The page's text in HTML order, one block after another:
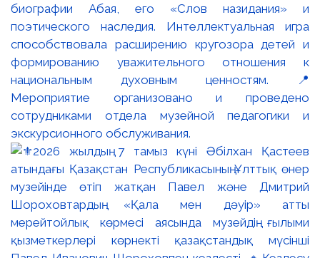
биографии Абая, его «Слов назидания» и
поэтического наследия. Интеллектуальная игра
способствовала расширению кругозора детей и
формированию уважительного отношения к
национальным духовным ценностям. 📍
Мероприятие организовано и проведено
сотрудниками отдела музейной педагогики и
экскурсионного обслуживания.